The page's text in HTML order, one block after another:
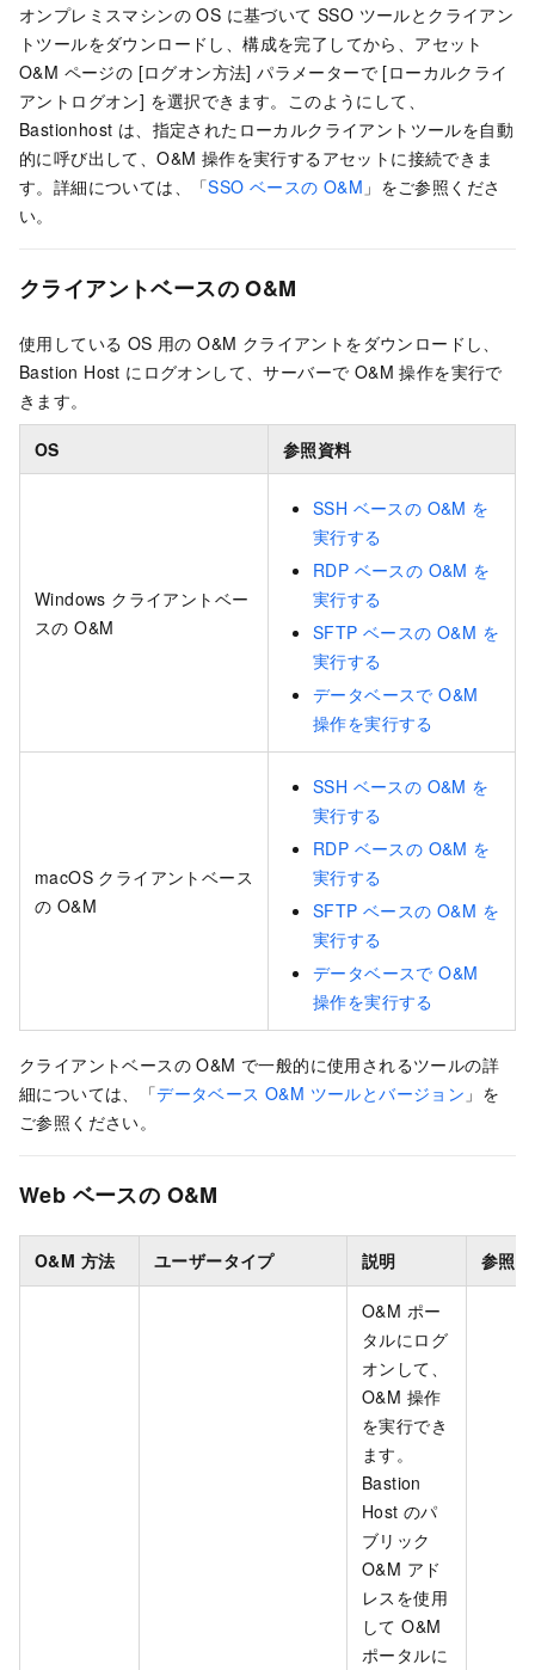
オンプレミスマシンの OS に基づいて SSO ツールとクライアン
トツールをダウンロードし、構成を完了してから、アセット
O&M ページの [ログオン方法] パラメーターで [ローカルクライ
アントログオン] を選択できます。このようにして、
Bastionhost は、指定されたローカルクライアントツールを自動
的に呼び出して、O&M 操作を実行するアセットに接続できま
す。詳細については、「SSO ベースの O&M 」をご参照くださ
い。
クライアントベースの O&M
使用している OS 用の O&M クライアントをダウンロードし、
Bastion Host にログオンして、サーバーで O&M 操作を実行で
きます。
OS 参照資料
Windows クライアントベー
スの O&M
SSH ベースの O&M を
実行する
RDP ベースの O&M を
実行する
SFTP ベースの O&M を
実行する
データベースで O&M
操作を実行する
macOS クライアントベース
の O&M
SSH ベースの O&M を
実行する
RDP ベースの O&M を
実行する
SFTP ベースの O&M を
実行する
データベースで O&M
操作を実行する
クライアントベースの O&M で一般的に使用されるツールの詳
細については、「データベース O&M ツールとバージョン 」を
ご参照ください。
Web ベースの O&M
O&M 方法 ユーザータイプ 説明 参照
O&M ポー
タルにログ
オンして、
O&M 操作
を実行でき
ます。
Bastion
Host のパ
ブリック
O&M アド
レスを使用
して O&M
ポータルに